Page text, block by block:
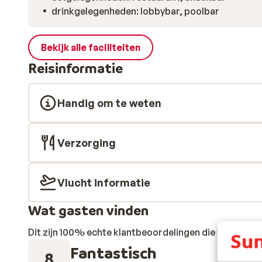
drinkgelegenheden: lobbybar, poolbar
Bekijk alle faciliteiten
Reisinformatie
Handig om te weten
Verzorging
Vlucht informatie
Wat gasten vinden
Dit zijn 100% echte klantbeoordelingen die hun
8 Fantastisch